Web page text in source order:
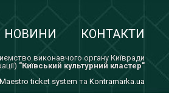
НОВИНИ КОНТАКТИ
виконавчого органу Київради
"Київський культурний кластер"
Maestro ticket system та Kontramarka.ua